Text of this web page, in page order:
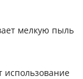
мелкую пыль